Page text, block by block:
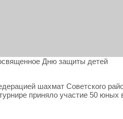
Дню защиты детей
шахмат Советского
приняло участие 50